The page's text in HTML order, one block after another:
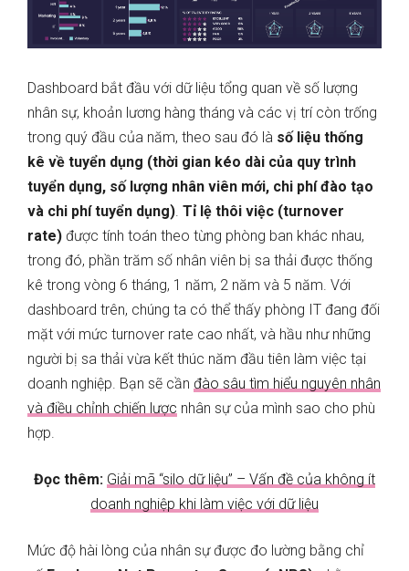
Dashboard bắt đầu với dữ liệu tổng quan về số lượng
nhân sự, khoản lương hàng tháng và các vị trí còn trống
trong quý đầu của năm, theo sau đó là số liệu thống
kê về tuyển dụng (thời gian kéo dài của quy trình
tuyển dụng, số lượng nhân viên mới, chi phí đào tạo
và chi phí tuyển dụng). Tỉ lệ thôi việc (turnover
rate) được tính toán theo từng phòng ban khác nhau,
trong đó, phần trăm số nhân viên bị sa thải được thống
kê trong vòng 6 tháng, 1 năm, 2 năm và 5 năm. Với
dashboard trên, chúng ta có thể thấy phòng IT đang đối
mặt với mức turnover rate cao nhất, và hầu như những
người bị sa thải vừa kết thúc năm đầu tiên làm việc tại
doanh nghiệp. Bạn sẽ cần đào sâu tìm hiểu nguyên nhân
và điều chỉnh chiến lược nhân sự của mình sao cho phù
hợp.
Đọc thêm: Giải mã “silo dữ liệu” – Vấn đề của không ít
doanh nghiệp khi làm việc với dữ liệu
Mức độ hài lòng của nhân sự được đo lường bằng chỉ